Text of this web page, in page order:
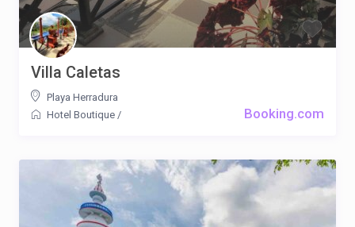
Booking.com
Villa Caletas
Playa Herradura
Hotel Boutique /